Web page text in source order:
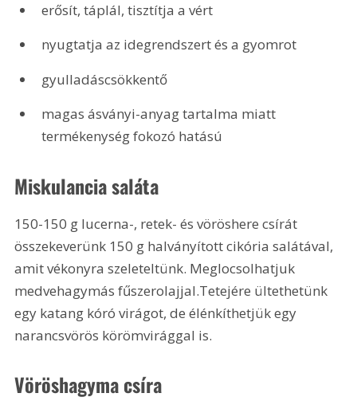
erősít, táplál, tisztítja a vért
nyugtatja az idegrendszert és a gyomrot
gyulladáscsökkentő
magas ásványi-anyag tartalma miatt
termékenység fokozó hatású
Miskulancia saláta
150-150 g lucerna-, retek- és vöröshere csírát
összekeverünk 150 g halványított cikória salátával,
amit vékonyra szeleteltünk. Meglocsolhatjuk
medvehagymás fűszerolajjal.Tetejére ültethetünk
egy katang kóró virágot, de élénkíthetjük egy
narancsvörös körömvirággal is.
Vöröshagyma csíra